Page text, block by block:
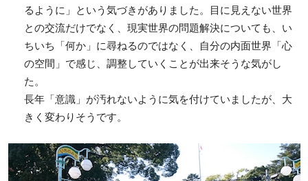
るように」という気づきがありました。目に見えない世界
との交流だけでなく、現実世界の問題解決についても、い
ちいち「何か」に尋ねるのではなく、自分の内面世界「心
の空間」で感じ、調整していくことが出来そうな気がし
た。
長年「意識」が汚れないように気を付けていましたが、大
きく変わりそうです。